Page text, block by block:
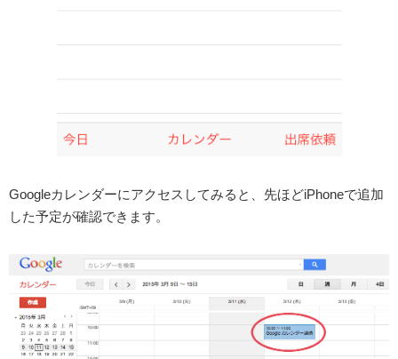
Googleカレンダーにアクセスしてみると、先ほどiPhoneで追加
した予定が確認できます。